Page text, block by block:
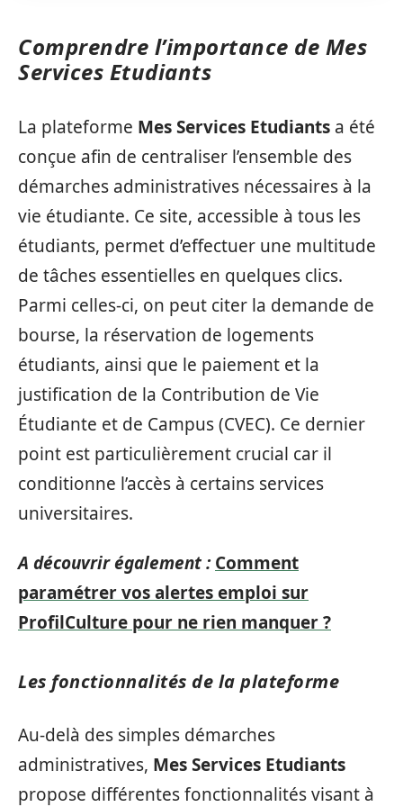
Comprendre l’importance de Mes
Services Etudiants
La plateforme Mes Services Etudiants a été
conçue afin de centraliser l’ensemble des
démarches administratives nécessaires à la
vie étudiante. Ce site, accessible à tous les
étudiants, permet d’effectuer une multitude
de tâches essentielles en quelques clics.
Parmi celles-ci, on peut citer la demande de
bourse, la réservation de logements
étudiants, ainsi que le paiement et la
justification de la Contribution de Vie
Étudiante et de Campus (CVEC). Ce dernier
point est particulièrement crucial car il
conditionne l’accès à certains services
universitaires.
A découvrir également : Comment
paramétrer vos alertes emploi sur
ProfilCulture pour ne rien manquer ?
Les fonctionnalités de la plateforme
Au-delà des simples démarches
administratives, Mes Services Etudiants
propose différentes fonctionnalités visant à